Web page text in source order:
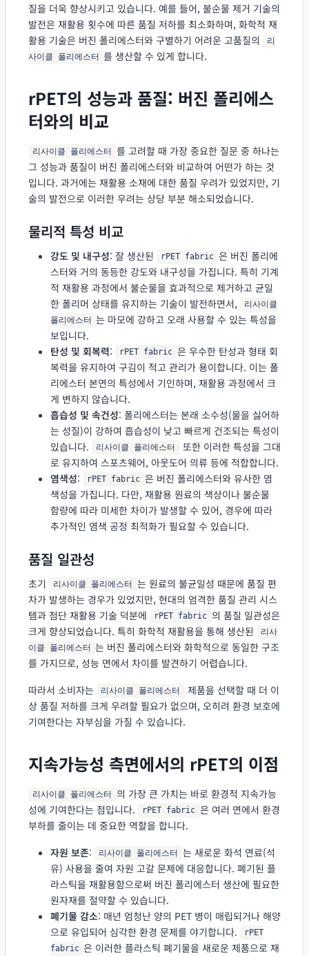
질을 더욱 향상시키고 있습니다. 예를 들어, 불순물 제거 기술의
발전은 재활용 횟수에 따른 품질 저하를 최소화하며, 화학적 재
활용 기술은 버진 폴리에스터와 구별하기 어려운 고품질의
리
사이클 폴리에스터 를 생산할 수 있게 합니다.
rPET의 성능과 품질: 버진 폴리에스
터와의 비교
리사이클 폴리에스터
를 고려할 때 가장 중요한 질문 중 하나는
그 성능과 품질이 버진 폴리에스터와 비교하여 어떤가 하는 것
입니다. 과거에는 재활용 소재에 대한 품질 우려가 있었지만, 기
술의 발전으로 이러한 우려는 상당 부분 해소되었습니다.
물리적 특성 비교
강도 및 내구성: 잘 생산된 rPET fabric 은 버진 폴리에
스터와 거의 동등한 강도와 내구성을 가집니다. 특히 기계
적 재활용 과정에서 불순물을 효과적으로 제거하고 균일
한 폴리머 상태를 유지하는 기술이 발전하면서,
리사이클
폴리에스터 는 마모에 강하고 오래 사용할 수 있는 특성을
보입니다.
탄성 및 회복력: rPET fabric 은 우수한 탄성과 형태 회
복력을 유지하여 구김이 적고 관리가 용이합니다. 이는 폴
리에스터 본연의 특성에서 기인하며, 재활용 과정에서 크
게 변하지 않습니다.
흡습성 및 속건성: 폴리에스터는 본래 소수성(물을 싫어하
는 성질)이 강하여 흡습성이 낮고 빠르게 건조되는 특성이
있습니다.
리사이클 폴리에스터
또한 이러한 특성을 그대
로 유지하여 스포츠웨어, 아웃도어 의류 등에 적합합니다.
염색성: rPET fabric 은 버진 폴리에스터와 유사한 염
색성을 가집니다. 다만, 재활용 원료의 색상이나 불순물
함량에 따라 미세한 차이가 발생할 수 있어, 경우에 따라
추가적인 염색 공정 최적화가 필요할 수 있습니다.
품질 일관성
초기 리사이클 폴리에스터
는 원료의 불균일성 때문에 품질 편
차가 발생하는 경우가 있었지만, 현대의 엄격한 품질 관리 시스
템과 첨단 재활용 기술 덕분에
rPET fabric 의 품질 일관성은
크게 향상되었습니다. 특히 화학적 재활용을 통해 생산된
리사
이클 폴리에스터 는 버진 폴리에스터와 화학적으로 동일한 구조
를 가지므로, 성능 면에서 차이를 발견하기 어렵습니다.
따라서 소비자는
리사이클 폴리에스터
제품을 선택할 때 더 이
상 품질 저하를 크게 우려할 필요가 없으며, 오히려 환경 보호에
기여한다는 자부심을 가질 수 있습니다.
지속가능성 측면에서의 rPET의 이점
리사이클 폴리에스터
의 가장 큰 가치는 바로 환경적 지속가능
성에 기여한다는 점입니다.
rPET fabric 은 여러 면에서 환경
부하를 줄이는 데 중요한 역할을 합니다.
자원 보존: 리사이클 폴리에스터
는 새로운 화석 연료(석
유) 사용을 줄여 자원 고갈 문제에 대응합니다. 폐기된 플
라스틱을 재활용함으로써 버진 폴리에스터 생산에 필요한
원자재를 절약할 수 있습니다.
폐기물 감소: 매년 엄청난 양의 PET 병이 매립되거나 해양
으로 유입되어 심각한 환경 문제를 야기합니다.
rPET
fabric 은 이러한 플라스틱 폐기물을 새로운 제품으로 재